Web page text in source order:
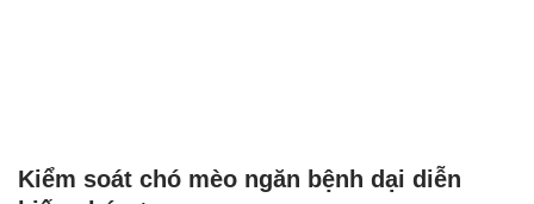
Kiểm soát chó mèo ngăn bệnh dại diễn